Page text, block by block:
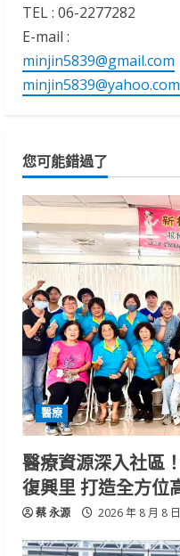
TEL : 06-2277282
E-mail :
minjin5839@gmail.com
您可能錯過了
醫療
醫療資源深入社區
復興里 打造全方位
蔡 永源 2026 年 8 月 8 日